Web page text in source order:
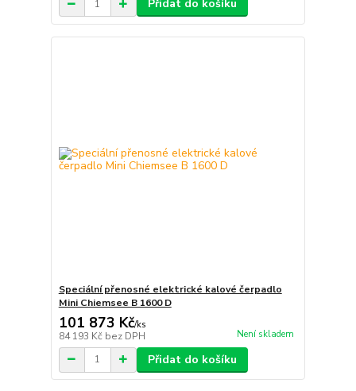
Přidat do košíku
Speciální přenosné elektrické kalové čerpadlo
Mini Chiemsee B 1600 D
101 873 Kč/ks
84 193 Kč bez DPH Není skladem
Přidat do košíku